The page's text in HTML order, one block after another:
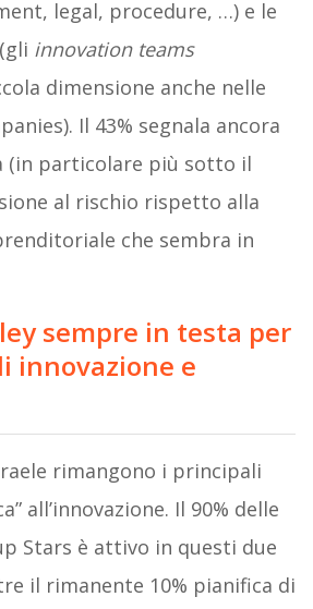
legal, procedure, …) e le
innovation teams
dimensione anche nelle
Il 43% segnala ancora
(in particolare più sotto il
al rischio rispetto alla
che sembra in
sempre in testa per
innovazione e
rimangono i principali
all’innovazione. Il 90% delle
Stars è attivo in questi due
il rimanente 10% pianifica di